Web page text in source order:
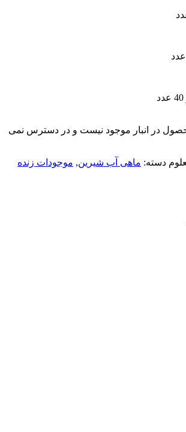
در انبار موجود نیست و در دسترس نمی
دسته: ماهی آب شیرین, موجودات زنده